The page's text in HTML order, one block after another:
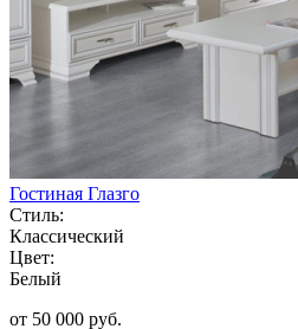
Гостиная Глазго
Стиль:
Классический
Цвет:
Белый
от 50 000 руб.